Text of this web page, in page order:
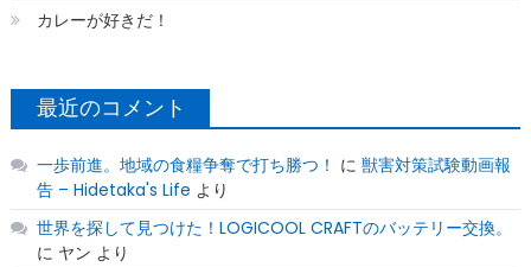
カレーが好きだ！
最近のコメント
一歩前進。地域の食糧争奪で打ち勝つ！ に 獣害対策試験動画報
告 – Hidetaka's Life より
世界を探して見つけた！LOGICOOL CRAFTのバッテリー交換。
に ヤン より